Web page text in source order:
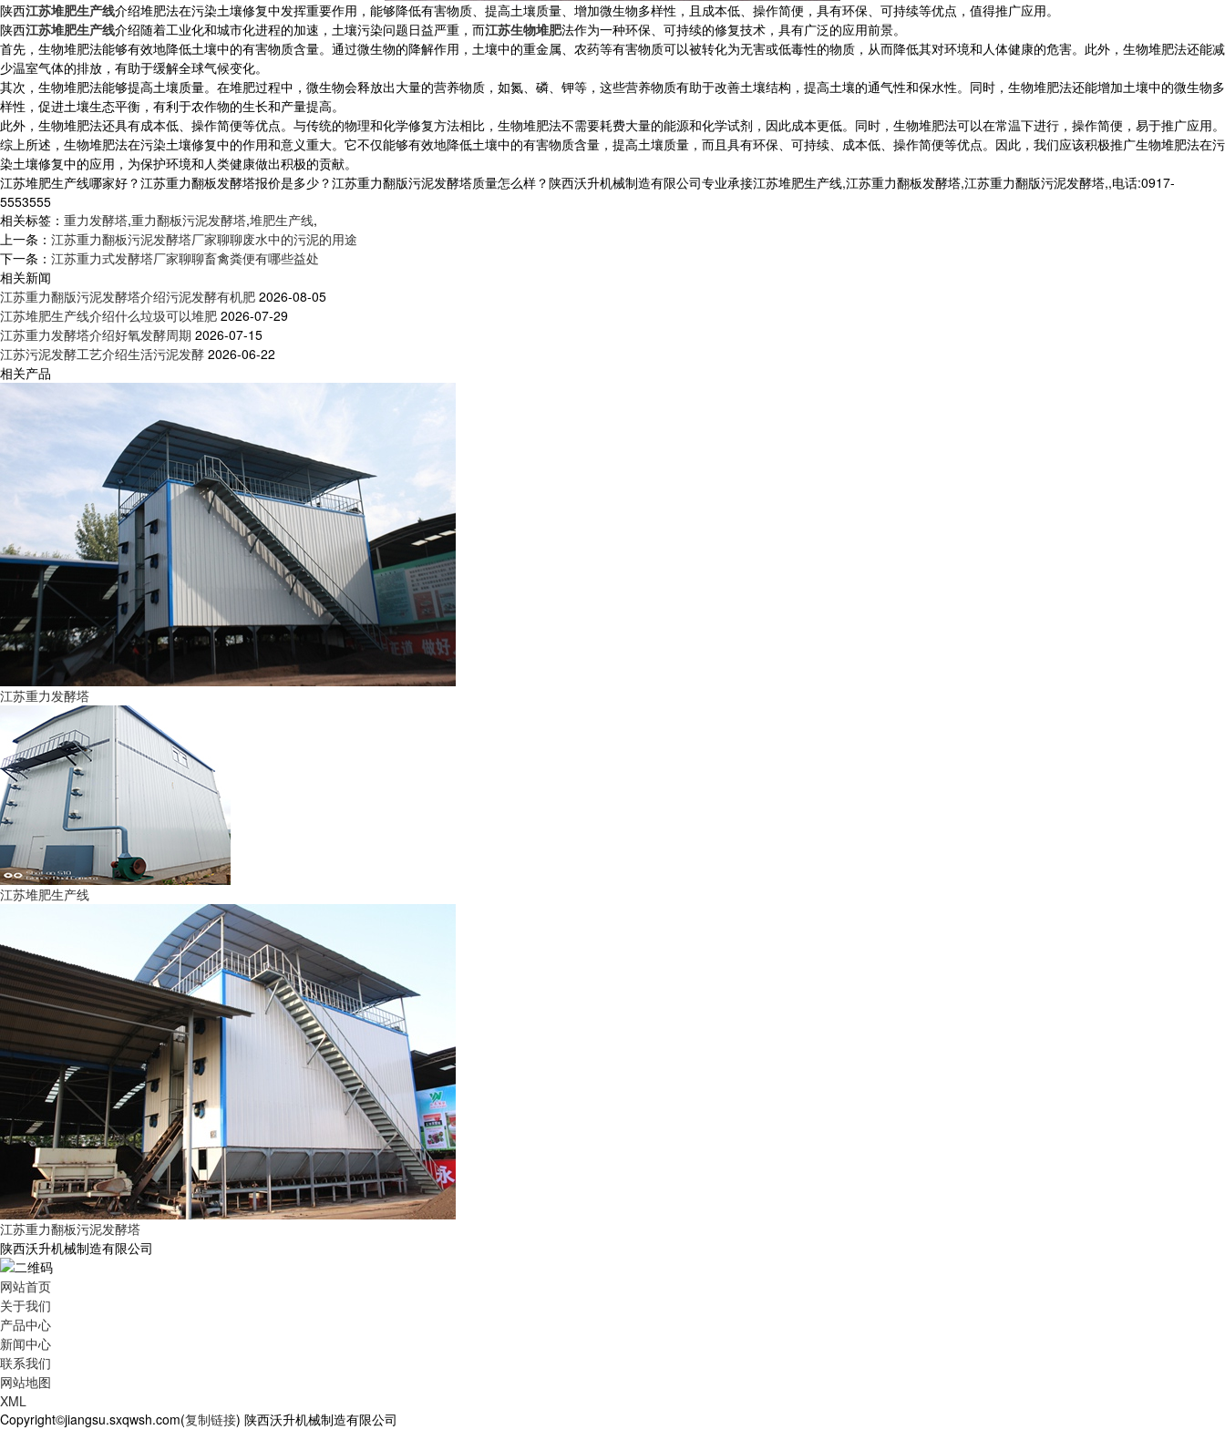
陕西江苏堆肥生产线介绍堆肥法在污染土壤修复中发挥重要作用，能够降低有害物质、提高土壤质量、增加微生物多样性，且成本低、操作简便，具有环保、可持续等优点，值得推广应用。
陕西江苏堆肥生产线介绍随着工业化和城市化进程的加速，土壤污染问题日益严重，而江苏生物堆肥法作为一种环保、可持续的修复技术，具有广泛的应用前景。
首先，生物堆肥法能够有效地降低土壤中的有害物质含量。通过微生物的降解作用，土壤中的重金属、农药等有害物质可以被转化为无害或低毒性的物质，从而降低其对环境和人体健康的危害。此外，生物堆肥法还能减
少温室气体的排放，有助于缓解全球气候变化。
其次，生物堆肥法能够提高土壤质量。在堆肥过程中，微生物会释放出大量的营养物质，如氮、磷、钾等，这些营养物质有助于改善土壤结构，提高土壤的通气性和保水性。同时，生物堆肥法还能增加土壤中的微生物多
样性，促进土壤生态平衡，有利于农作物的生长和产量提高。
此外，生物堆肥法还具有成本低、操作简便等优点。与传统的物理和化学修复方法相比，生物堆肥法不需要耗费大量的能源和化学试剂，因此成本更低。同时，生物堆肥法可以在常温下进行，操作简便，易于推广应用。
综上所述，生物堆肥法在污染土壤修复中的作用和意义重大。它不仅能够有效地降低土壤中的有害物质含量，提高土壤质量，而且具有环保、可持续、成本低、操作简便等优点。因此，我们应该积极推广生物堆肥法在污
染土壤修复中的应用，为保护环境和人类健康做出积极的贡献。
江苏堆肥生产线哪家好？江苏重力翻板发酵塔报价是多少？江苏重力翻版污泥发酵塔质量怎么样？陕西沃升机械制造有限公司专业承接江苏堆肥生产线,江苏重力翻板发酵塔,江苏重力翻版污泥发酵塔,,电话:0917-
5553555
相关标签： 重力发酵塔,重力翻板污泥发酵塔,堆肥生产线,
上一条： 江苏重力翻板污泥发酵塔厂家聊聊废水中的污泥的用途
下一条： 江苏重力式发酵塔厂家聊聊畜禽粪便有哪些益处
相关新闻
江苏重力翻版污泥发酵塔介绍污泥发酵有机肥 2026-08-05
江苏堆肥生产线介绍什么垃圾可以堆肥 2026-07-29
江苏重力发酵塔介绍好氧发酵周期 2026-07-15
江苏污泥发酵工艺介绍生活污泥发酵 2026-06-22
相关产品
江苏重力发酵塔
江苏堆肥生产线
江苏重力翻板污泥发酵塔
陕西沃升机械制造有限公司
网站首页
关于我们
产品中心
新闻中心
联系我们
网站地图
XML
Copyright©jiangsu.sxqwsh.com(复制链接) 陕西沃升机械制造有限公司